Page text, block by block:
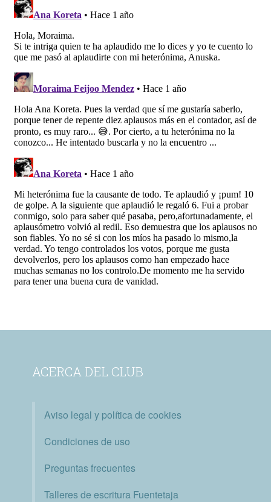
ACERCA DEL CLUB
Aviso legal y política de cookies
Condiciones de uso
Preguntas frecuentes
Talleres de escritura Fuentetaja